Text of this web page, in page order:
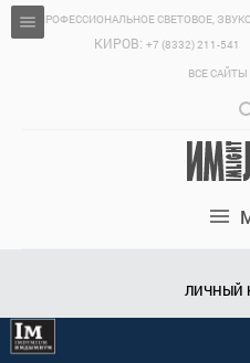
ПРОФЕССИОНАЛЬНОЕ СВЕТОВОЕ,
КИРОВ: +7 (8332) 211-541
ВСЕ САЙТЫ
ЛИЧНЫЙ